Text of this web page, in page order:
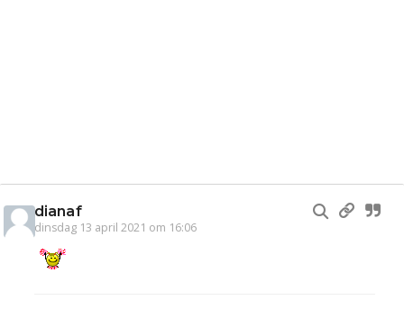
dianaf
dinsdag 13 april 2021 om 16:06